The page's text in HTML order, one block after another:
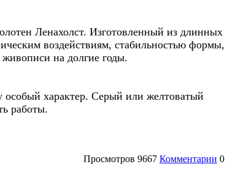
Ленахолст. Изготовленный из длинных
воздействиям, стабильностью формы,
живописи на долгие годы.
особый характер. Серый или желтоватый
работы.
Просмотров 9667 Комментарии 0